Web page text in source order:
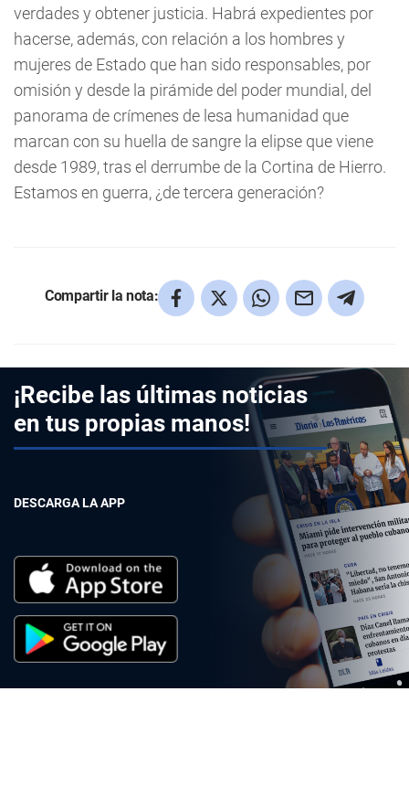
verdades y obtener justicia. Habrá expedientes por
hacerse, además, con relación a los hombres y
mujeres de Estado que han sido responsables, por
omisión y desde la pirámide del poder mundial, del
panorama de crímenes de lesa humanidad que
marcan con su huella de sangre la elipse que viene
desde 1989, tras el derrumbe de la Cortina de Hierro.
Estamos en guerra, ¿de tercera generación?
Compartir la nota:
¡Recibe las últimas noticias
en tus propias manos!
DESCARGA LA APP